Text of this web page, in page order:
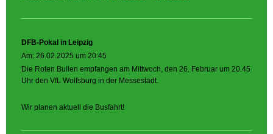
DFB-Pokal in Leipzig
Am: 26.02.2025 um 20:45
Die Roten Bullen empfangen am Mittwoch, den 26. Februar um 20.45
Uhr den VfL Wolfsburg in der Messestadt.
Wir planen aktuell die Busfahrt!